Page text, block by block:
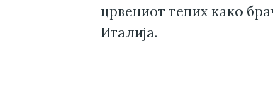
црвениот тепих како
Италија.